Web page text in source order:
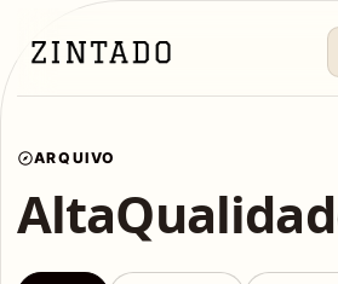
ARQUIVO